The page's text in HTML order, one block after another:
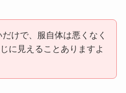
けで、服自体は悪くなく
に見えることありますよ